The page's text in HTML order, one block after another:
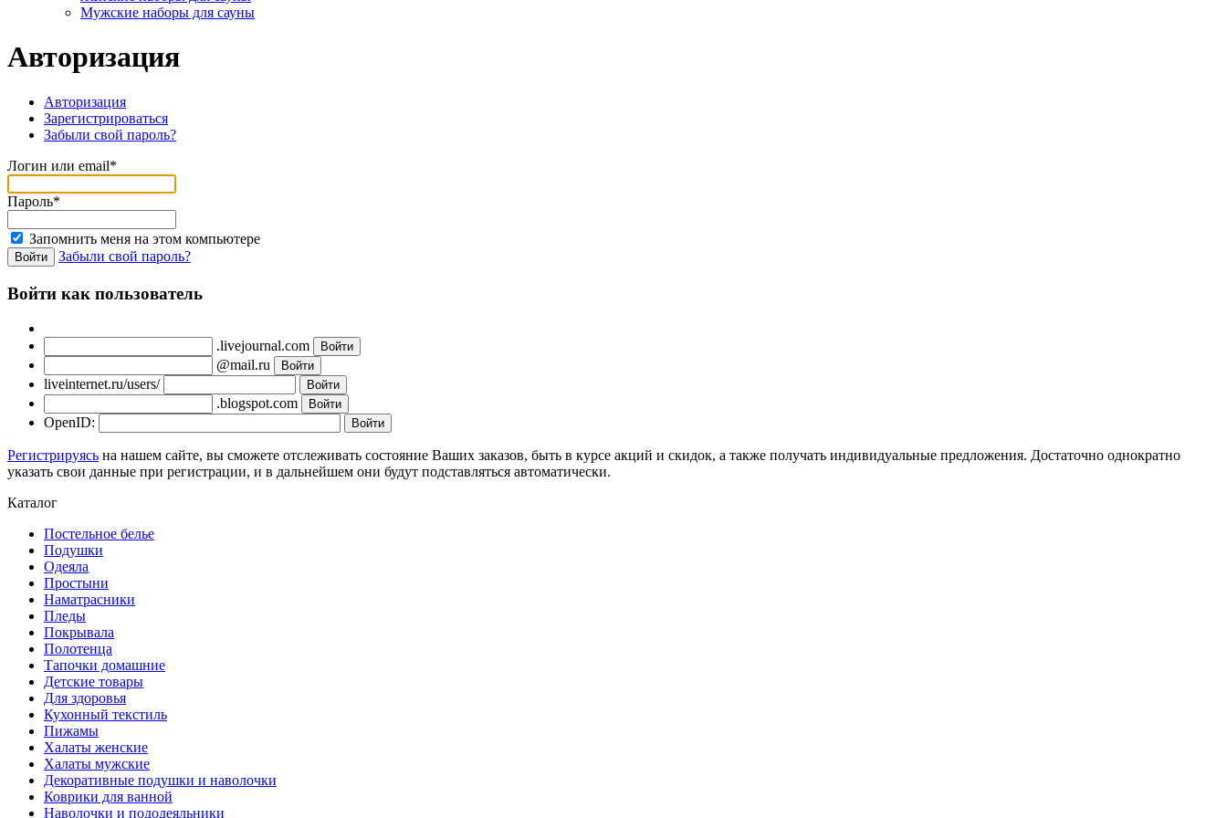
Мужские наборы для сауны
Авторизация
Авторизация
Зарегистрироваться
Забыли свой пароль?
Логин или email*
Пароль*
Запомнить меня на этом компьютере
Забыли свой пароль?
Войти как пользователь
.livejournal.com
@mail.ru
liveinternet.ru/users/
.blogspot.com
OpenID:
Регистрируясь на нашем сайте, вы сможете отслеживать состояние Ваших заказов, быть в курсе акций и скидок, а также получать индивидуальные предложения. Достаточно однократно
указать свои данные при регистрации, и в дальнейшем они будут подставляться автоматически.
Каталог
Постельное белье
Подушки
Одеяла
Простыни
Наматрасники
Пледы
Покрывала
Полотенца
Тапочки домашние
Детские товары
Для здоровья
Кухонный текстиль
Пижамы
Халаты женские
Халаты мужские
Декоративные подушки и наволочки
Коврики для ванной
Наволочки и пододеяльники